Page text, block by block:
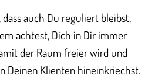
auch Du reguliert bleibst,
achtest, Dich in Dir immer
der Raum freier wird und
Deinen Klienten hineinkriechst.